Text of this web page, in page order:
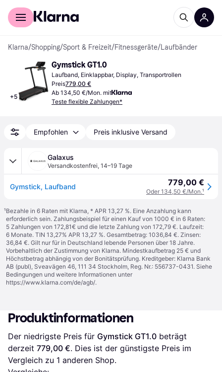
Für Shopper
Klarna/Shopping/Sport & Freizeit/Fitnessgeräte/Laufbänder
+5
Gymstick GT1.0
Laufband, Einklappbar, Display, Transportrollen
Preis779,00 €
Ab 134,50 €/Mon. mit
Teste flexible Zahlungen*
Empfohlen Preis inklusive Versand
Galaxus
Versandkostenfrei, 14–19 Tage
Gymstick, Laufband 779,00 €
Oder 134,50 €/Mon.¹
¹Bezahle in 6 Raten mit Klarna, * APR 13,27 %. Eine Anzahlung kann
erforderlich sein. Zahlungsbeispiel für einen Kauf von 1000 € in 6 Raten:
5 Zahlungen von 172,81€ und die letzte Zahlung von 172,79 €. Laufzeit:
6 Monate. TIN 13,27% APR 13,27 %. Gesamtbetrag: 1036,84 €. Zinsen:
36,84 €. Gilt nur für in Deutschland lebende Personen über 18 Jahre.
Vorbehaltlich der Zustimmung von Klarna. Mindestkaufbetrag 25 € und
Höchstbetrag abhängig von der Bonitätsprüfung. Kreditgeber: Klarna Bank
AB (publ), Sveavägen 46, 111 34 Stockholm, Reg. Nr.: 556737-0431. Siehe
Bedingungen und weitere Informationen unter
https://www.klarna.com/de/agb/.
Produktinformationen
Der niedrigste Preis für Gymstick GT1.0 beträgt
derzeit 779,00 €. Dies ist der günstigste Preis im
Vergleich zu 1 anderen Shop.